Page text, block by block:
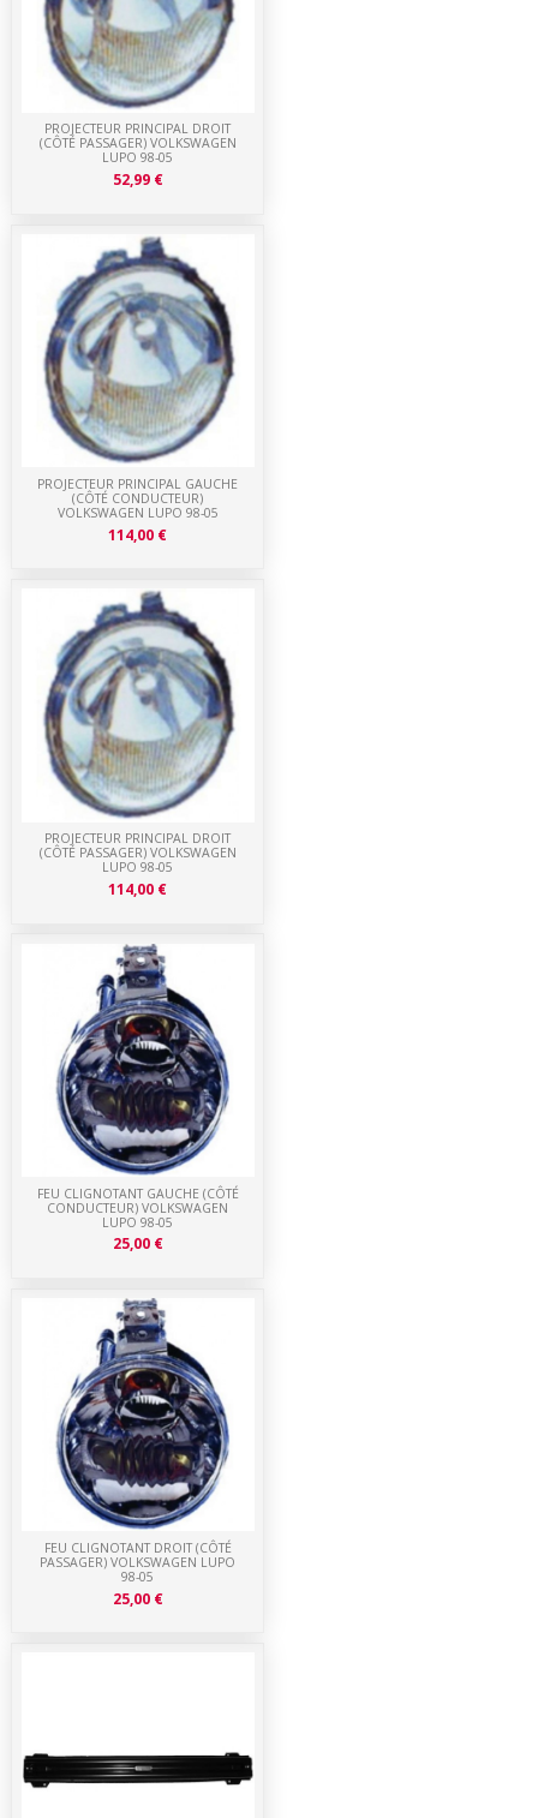
FEU CLIGNOTANT DROIT (CÔTÉ
PASSAGER) VOLKSWAGEN LUPO
98-05
25,00 €
FEU CLIGNOTANT GAUCHE (CÔTÉ
CONDUCTEUR) VOLKSWAGEN
LUPO 98-05
25,00 €
PROJECTEUR PRINCIPAL DROIT
(CÔTÉ PASSAGER) VOLKSWAGEN
LUPO 98-05
114,00 €
PROJECTEUR PRINCIPAL GAUCHE
(CÔTÉ CONDUCTEUR)
VOLKSWAGEN LUPO 98-05
114,00 €
PROJECTEUR PRINCIPAL DROIT
(CÔTÉ PASSAGER) VOLKSWAGEN
LUPO 98-05
52,99 €